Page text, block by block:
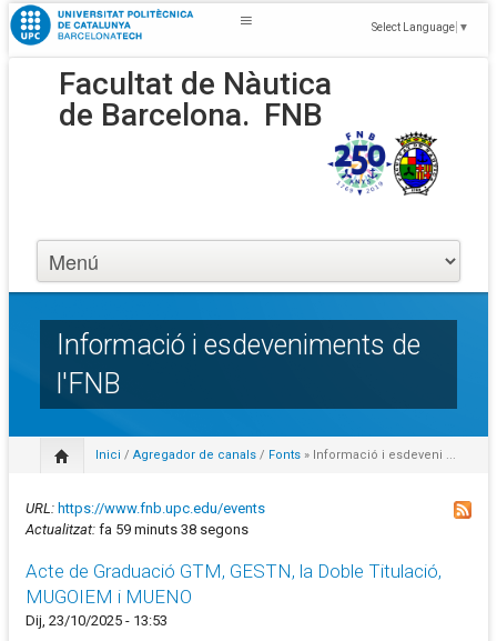
Select Language ▼
Facultat de Nàutica
de Barcelona. FNB
Informació i esdeveniments de
l'FNB
Inici / Agregador de canals / Fonts » Informació i esdeveni ...
URL: https://www.fnb.upc.edu/events
Actualitzat: fa 59 minuts 38 segons
Acte de Graduació GTM, GESTN, la Doble Titulació,
MUGOIEM i MUENO
Dij, 23/10/2025 - 13:53